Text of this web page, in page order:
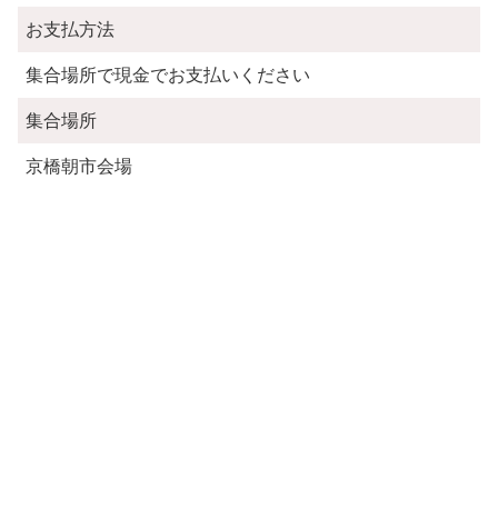
お支払方法
集合場所で現金でお支払いください
集合場所
京橋朝市会場